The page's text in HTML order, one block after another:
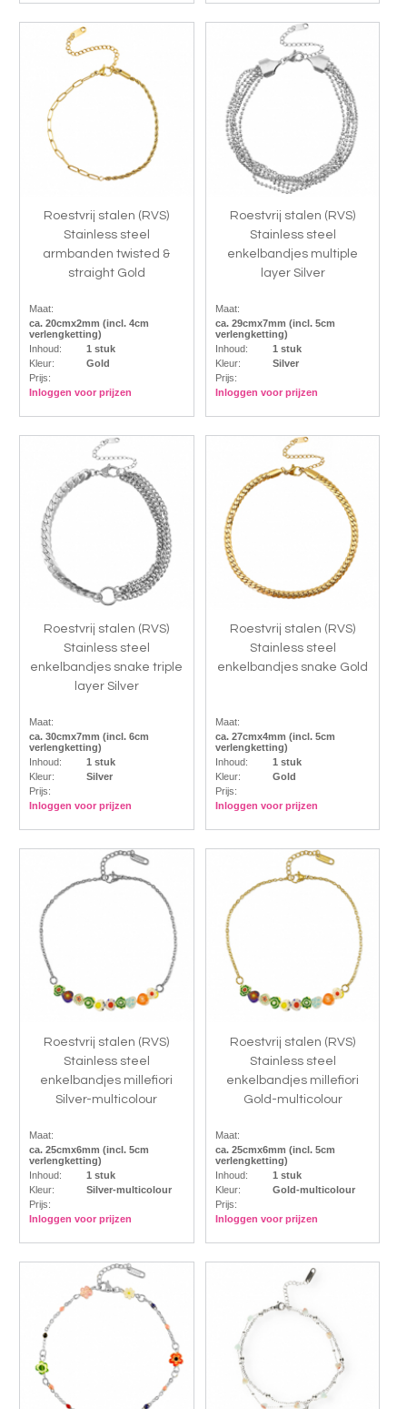
Roestvrij stalen (RVS)
Stainless steel
armbanden twisted &
straight Gold
Maat:
ca. 20cmx2mm (incl. 4cm
verlengketting)
Inhoud:
1 stuk
Kleur:
Gold
Prijs:
Inloggen voor prijzen
Roestvrij stalen (RVS)
Stainless steel
enkelbandjes multiple
layer Silver
Maat:
ca. 29cmx7mm (incl. 5cm
verlengketting)
Inhoud:
1 stuk
Kleur:
Silver
Prijs:
Inloggen voor prijzen
Roestvrij stalen (RVS)
Stainless steel
enkelbandjes snake triple
layer Silver
Maat:
ca. 30cmx7mm (incl. 6cm
verlengketting)
Inhoud:
1 stuk
Kleur:
Silver
Prijs:
Inloggen voor prijzen
Roestvrij stalen (RVS)
Stainless steel
enkelbandjes snake Gold
Maat:
ca. 27cmx4mm (incl. 5cm
verlengketting)
Inhoud:
1 stuk
Kleur:
Gold
Prijs:
Inloggen voor prijzen
Roestvrij stalen (RVS)
Stainless steel
enkelbandjes millefiori
Silver-multicolour
Maat:
ca. 25cmx6mm (incl. 5cm
verlengketting)
Inhoud:
1 stuk
Kleur:
Silver-multicolour
Prijs:
Inloggen voor prijzen
Roestvrij stalen (RVS)
Stainless steel
enkelbandjes millefiori
Gold-multicolour
Maat:
ca. 25cmx6mm (incl. 5cm
verlengketting)
Inhoud:
1 stuk
Kleur:
Gold-multicolour
Prijs:
Inloggen voor prijzen